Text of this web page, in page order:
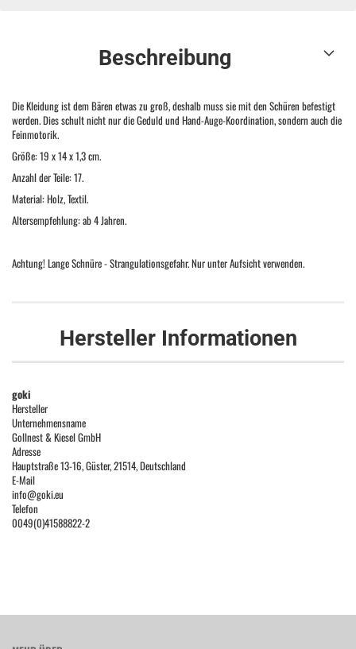
Beschreibung
Die Kleidung ist dem Bären etwas zu groß, deshalb muss sie mit den Schüren befestigt
werden. Dies schult nicht nur die Geduld und Hand-Auge-Koordination, sondern auch die
Feinmotorik.
Größe: 19 x 14 x 1,3 cm.
Anzahl der Teile: 17.
Material: Holz, Textil.
Altersempfehlung: ab 4 Jahren.
Achtung! Lange Schnüre - Strangulationsgefahr. Nur unter Aufsicht verwenden.
Hersteller Informationen
goki
Hersteller
Unternehmensname
Gollnest & Kiesel GmbH
Adresse
Hauptstraße 13-16, Güster, 21514, Deutschland
E-Mail
info@goki.eu
Telefon
0049(0)41588822-2